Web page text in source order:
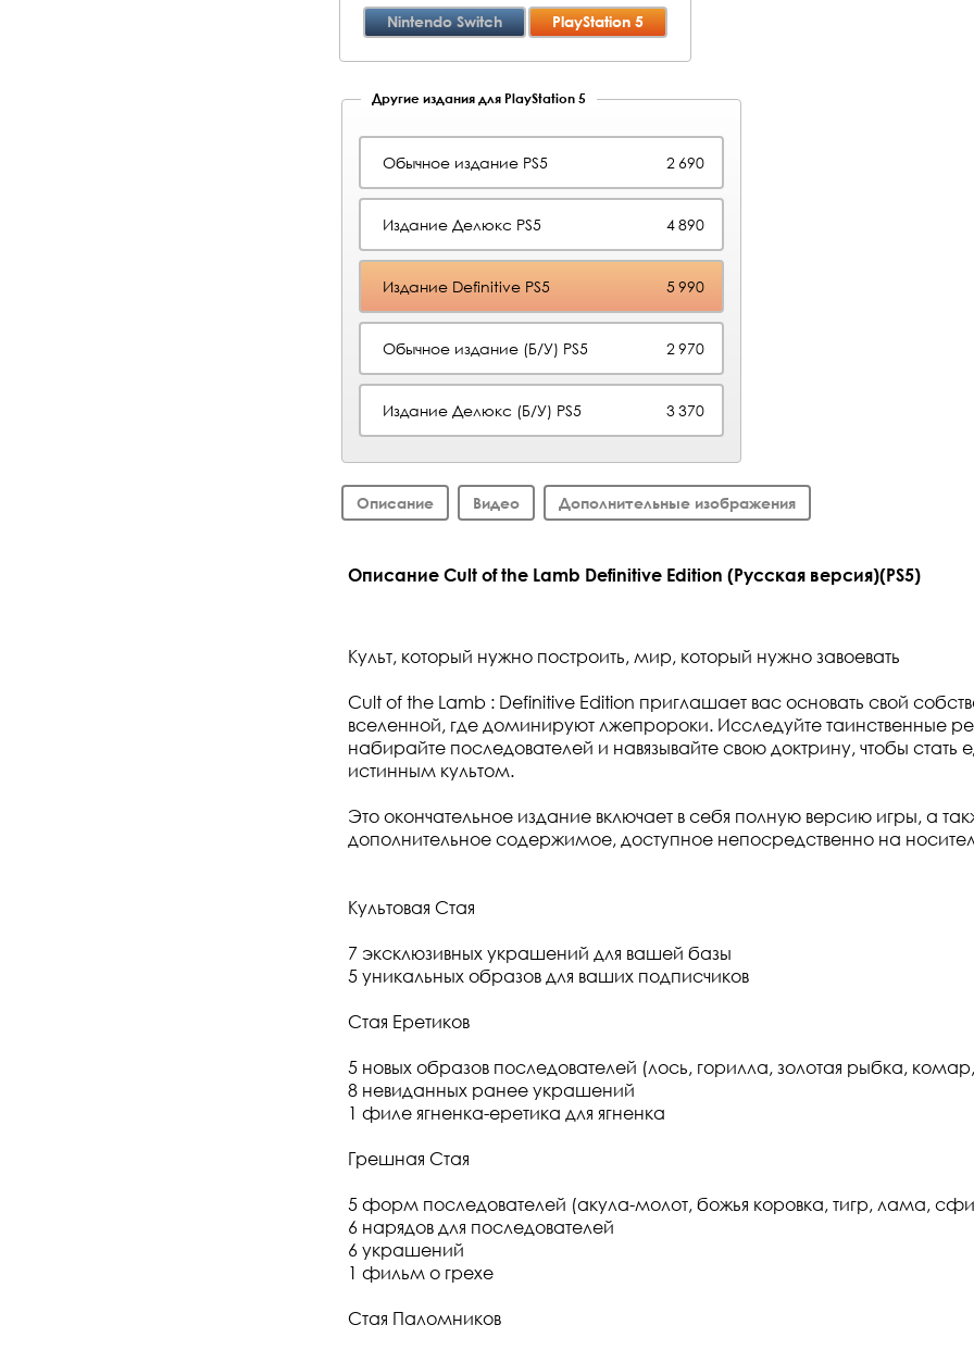
Nintendo Switch PlayStation 5
Другие издания для PlayStation 5
Обычное издание PS5 2 690
Издание Делюкс PS5 4 890
Издание Definitive PS5 5 990
Обычное издание (Б/У) PS5 2 970
Издание Делюкс (Б/У) PS5 3 370
Описание Видео Дополнительные изображения
Описание Cult of the Lamb Definitive Edition (Русская версия)(PS5)
Культ, который нужно построить, мир, который нужно завоевать
Cult of the Lamb : Definitive Edition приглашает вас основать свой
вселенной, где доминируют лжепророки. Исследуйте таинственные
набирайте последователей и навязывайте свою доктрину, чтобы стать
истинным культом.
Это окончательное издание включает в себя полную версию игры, а
дополнительное содержимое, доступное непосредственно на
Культовая Стая
7 эксклюзивных украшений для вашей базы
5 уникальных образов для ваших подписчиков
Стая Еретиков
5 новых образов последователей (лось, горилла, золотая рыбка,
8 невиданных ранее украшений
1 филе ягненка-еретика для ягненка
Грешная Стая
5 форм последователей (акула-молот, божья коровка, тигр, лама,
6 нарядов для последователей
6 украшений
1 фильм о грехе
Стая Паломников